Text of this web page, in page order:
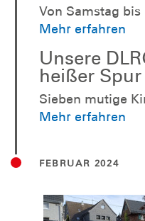
Von Samstag bis
Mehr erfahren
Unsere
heißer Spur
Sieben mutige
Mehr erfahren
FEBRUAR 2024